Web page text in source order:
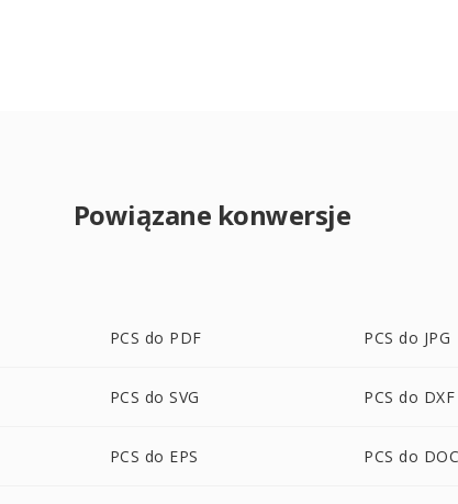
Powiązane konwersje
PCS do PDF PCS do JPG
PCS do SVG PCS do DXF
PCS do EPS PCS do